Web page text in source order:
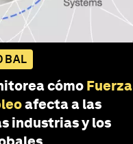
cómo Fuerza
afecta a las
industrias y los